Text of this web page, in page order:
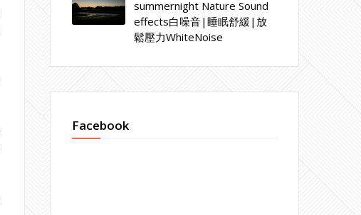
summernight Nature Sound
effects白噪音|睡眠舒緩|放
鬆壓力WhiteNoise
Facebook